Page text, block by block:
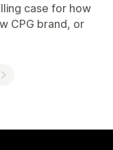
case for how
CPG brand, or